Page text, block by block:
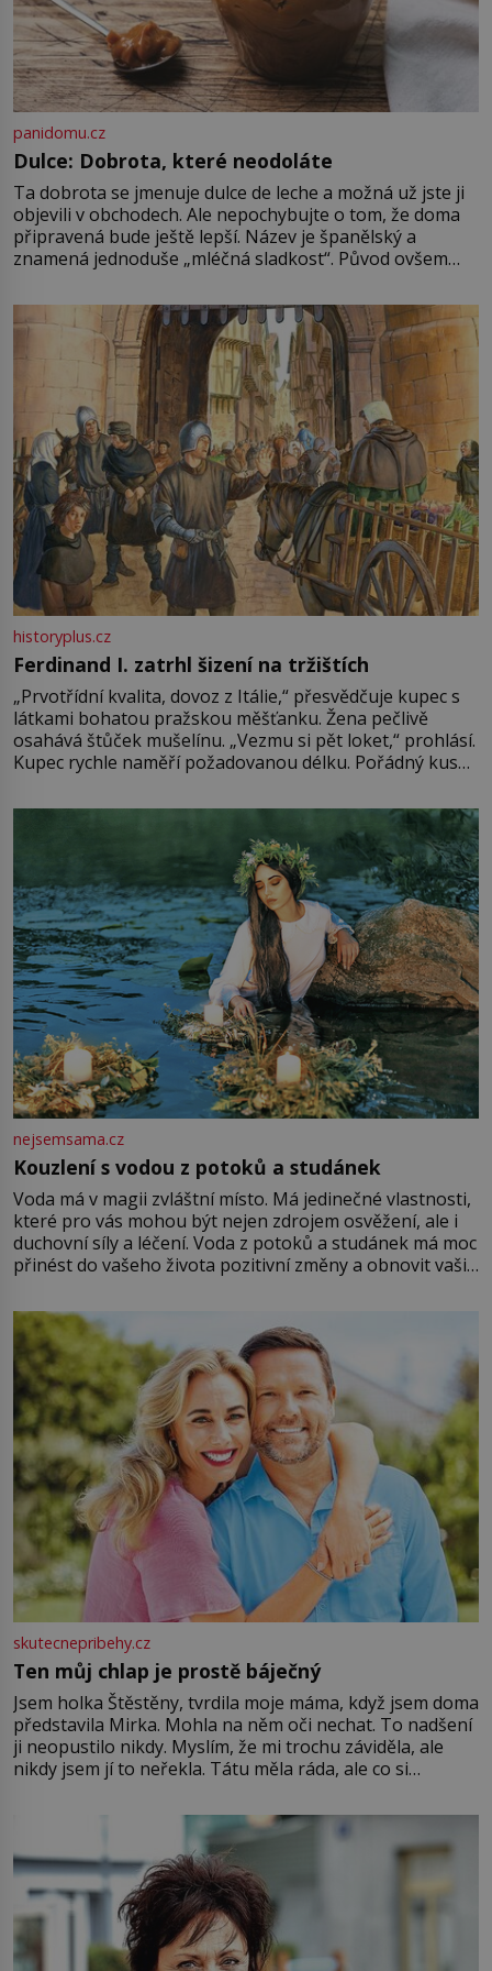
panidomu.cz
Dulce: Dobrota, které neodoláte
Ta dobrota se jmenuje dulce de leche a možná už jste ji
objevili v obchodech. Ale nepochybujte o tom, že doma
připravená bude ještě lepší. Název je španělský a
znamená jednoduše „mléčná sladkost“. Původ ovšem
pře hned několik latinskoamerických zemí a k tomu
Francie, kde se traduje,
historyplus.cz
Ferdinand I. zatrhl šizení na tržištích
„Prvotřídní kvalita, dovoz z Itálie,“ přesvědčuje kupec s
látkami bohatou pražskou měšťanku. Žena pečlivě
osahává štůček mušelínu. „Vezmu si pět loket,“ prohlásí.
Kupec rychle naměří požadovanou délku. Pořádný kus
milostpaní. Stačí jenom na sukni,“ zhodnotí švadlena
množství růžového mušelínu. „Ošidili vás, podívejte.“
Vezme do ruky dřevěnou
nejsemsama.cz
Kouzlení s vodou z potoků a studánek
Voda má v magii zvláštní místo. Má jedinečné vlastnosti,
které pro vás mohou být nejen zdrojem osvěžení, ale i
duchovní síly a léčení. Voda z potoků a studánek má moc
přinést do vašeho života pozitivní změny a obnovit vaši
můžete obohatit své rituály a přinést do svého života
větší harmonii a klid. Je důležité
skutecnepribehy.cz
Ten můj chlap je prostě báječný
Jsem holka Štěstěny, tvrdila moje máma, když jsem doma
představila Mirka. Mohla na něm oči nechat. To nadšení
ji neopustilo nikdy. Myslím, že mi trochu záviděla, ale
nikdy jsem jí to neřekla. Tátu měla ráda, ale co si
Jsme spolu moc rádi Tehdy byla jiná doba, když